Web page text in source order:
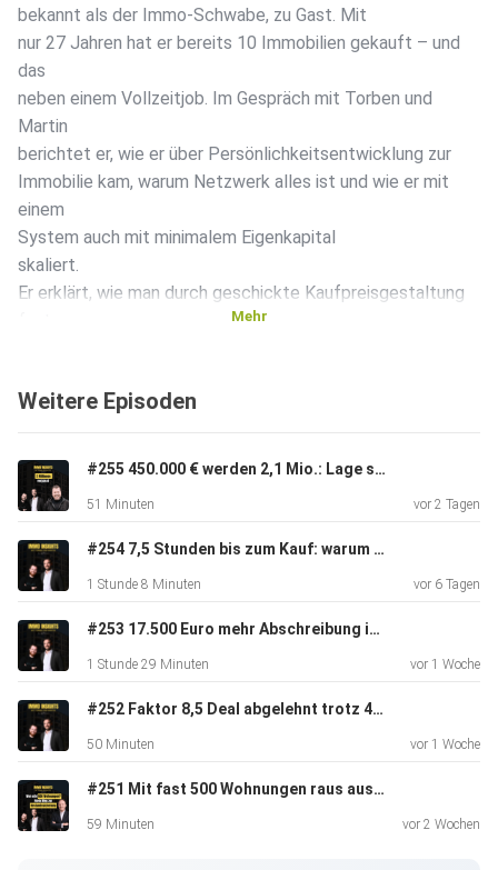
bekannt als der Immo-Schwabe, zu Gast. Mit
nur 27 Jahren hat er bereits 10 Immobilien gekauft – und
das
neben einem Vollzeitjob. Im Gespräch mit Torben und
Martin
berichtet er, wie er über Persönlichkeitsentwicklung zur
Immobilie kam, warum Netzwerk alles ist und wie er mit
einem
System auch mit minimalem Eigenkapital
skaliert.
Er erklärt, wie man durch geschickte Kaufpreisgestaltung
Banker
Mindset-Hürden, seine Ziele (100 Einheiten!) und den Alltag
zwischen Job, Portfolioaufbau und Küche aufbauen.
Wir sprechen unter anderem über:
Warum Netzwerk wichtiger ist als Kapital
Wie man ohne Eigenkapital 10 Wohnungen kauft
Warum Tilgung der „Zwangssparplan in reich“ ist
Mehr
Weitere Episoden
#255 450.000 € werden 2,1 Mio.: Lage schlägt Mietrendite | Insights von Daniel Kleinert
51 Minuten vor 2 Tagen
#254 7,5 Stunden bis zum Kauf: warum Vertrauen skaliert | Insights von Alexander Schmid
1 Stunde 8 Minuten vor 6 Tagen
#253 17.500 Euro mehr Abschreibung im Jahr | Insights von Steuerfabi & DIMBEG
1 Stunde 29 Minuten vor 1 Woche
#252 Faktor 8,5 Deal abgelehnt trotz 465 Einheiten | Insights von Helge König
50 Minuten vor 1 Woche
#251 Mit fast 500 Wohnungen raus aus dem Konzern | Insights von Helge König
59 Minuten vor 2 Wochen